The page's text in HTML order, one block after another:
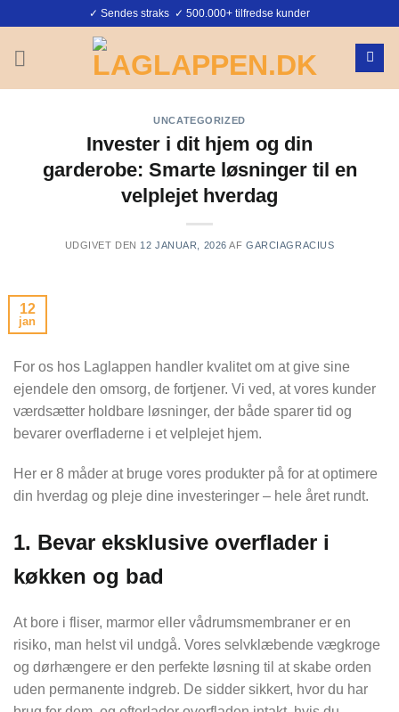
indhold
✓ Sendes straks ✓ 500.000+ tilfredse kunder
UNCATEGORIZED
Invester i dit hjem og din
garderobe: Smarte løsninger til en
velplejet hverdag
UDGIVET DEN 12 JANUAR, 2026 AFGARCIAGRACIUS
12
jan
For os hos Laglappen handler kvalitet om at give sine
ejendele den omsorg, de fortjener. Vi ved, at vores kunder
værdsætter holdbare løsninger, der både sparer tid og
bevarer overfladerne i et velplejet hjem.
Her er 8 måder at bruge vores produkter på for at optimere
din hverdag og pleje dine investeringer – hele året rundt.
1. Bevar eksklusive overflader i
køkken og bad
At bore i fliser, marmor eller vådrumsmembraner er en
risiko, man helst vil undgå. Vores selvklæbende vægkroge
og dørhængere er den perfekte løsning til at skabe orden
uden permanente indgreb. De sidder sikkert, hvor du har